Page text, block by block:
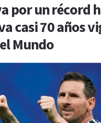
por un récord
casi 70 años
Mundo